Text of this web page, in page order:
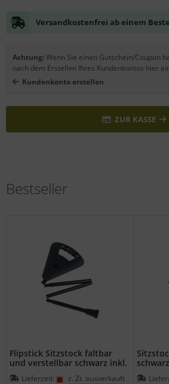
Versandkostenfrei ab einem
Achtung:Wenn Sie einen Gutschein/Coupon
nach dem Erstellen Ihres Kundenkontos hier
Kundenkonto erstellen
ZUR KASSE
Bestseller
Flipstick Sitzstock faltbar
und verstellbar schwarz inkl.
Ersatzfuss
Lieferzeit: z. Zt. ausverkauft